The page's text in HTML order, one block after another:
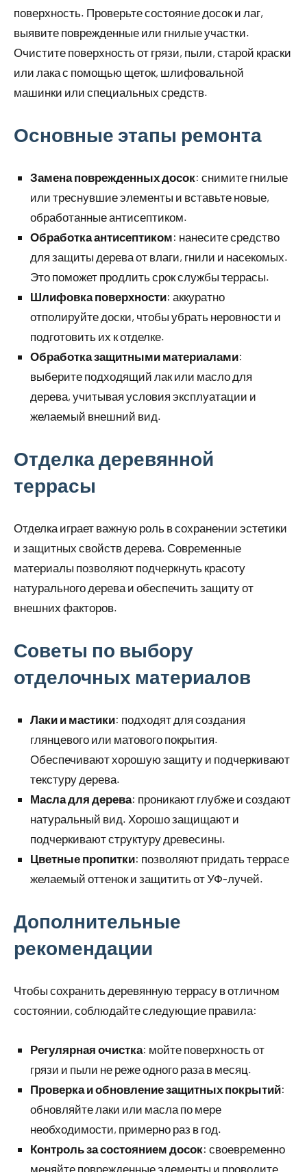
поверхность. Проверьте состояние досок и лаг,
выявите поврежденные или гнилые участки.
Очистите поверхность от грязи, пыли, старой краски
или лака с помощью щеток, шлифовальной
машинки или специальных средств.
Основные этапы ремонта
Замена поврежденных досок: снимите гнилые
или треснувшие элементы и вставьте новые,
обработанные антисептиком.
Обработка антисептиком: нанесите средство
для защиты дерева от влаги, гнили и насекомых.
Это поможет продлить срок службы террасы.
Шлифовка поверхности: аккуратно
отполируйте доски, чтобы убрать неровности и
подготовить их к отделке.
Обработка защитными материалами:
выберите подходящий лак или масло для
дерева, учитывая условия эксплуатации и
желаемый внешний вид.
Отделка деревянной
террасы
Отделка играет важную роль в сохранении эстетики
и защитных свойств дерева. Современные
материалы позволяют подчеркнуть красоту
натурального дерева и обеспечить защиту от
внешних факторов.
Советы по выбору
отделочных материалов
Лаки и мастики: подходят для создания
глянцевого или матового покрытия.
Обеспечивают хорошую защиту и подчеркивают
текстуру дерева.
Масла для дерева: проникают глубже и создают
натуральный вид. Хорошо защищают и
подчеркивают структуру древесины.
Цветные пропитки: позволяют придать террасе
желаемый оттенок и защитить от УФ-лучей.
Дополнительные
рекомендации
Чтобы сохранить деревянную террасу в отличном
состоянии, соблюдайте следующие правила:
Регулярная очистка: мойте поверхность от
грязи и пыли не реже одного раза в месяц.
Проверка и обновление защитных покрытий:
обновляйте лаки или масла по мере
необходимости, примерно раз в год.
Контроль за состоянием досок: своевременно
меняйте поврежденные элементы и проводите